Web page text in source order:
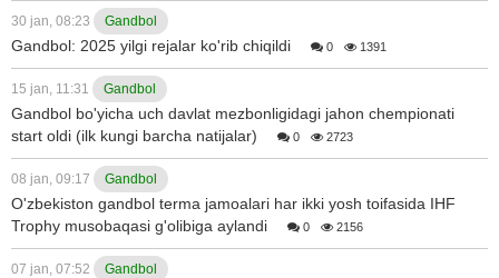
30 jan, 08:23 Gandbol
Gandbol: 2025 yilgi rejalar ko'rib chiqildi 0 1391
15 jan, 11:31 Gandbol
Gandbol bo'yicha uch davlat mezbonligidagi jahon chempionati
start oldi (ilk kungi barcha natijalar)
0 2723
08 jan, 09:17 Gandbol
O'zbekiston gandbol terma jamoalari har ikki yosh toifasida IHF
Trophy musobaqasi g'olibiga aylandi
0 2156
07 jan, 07:52 Gandbol